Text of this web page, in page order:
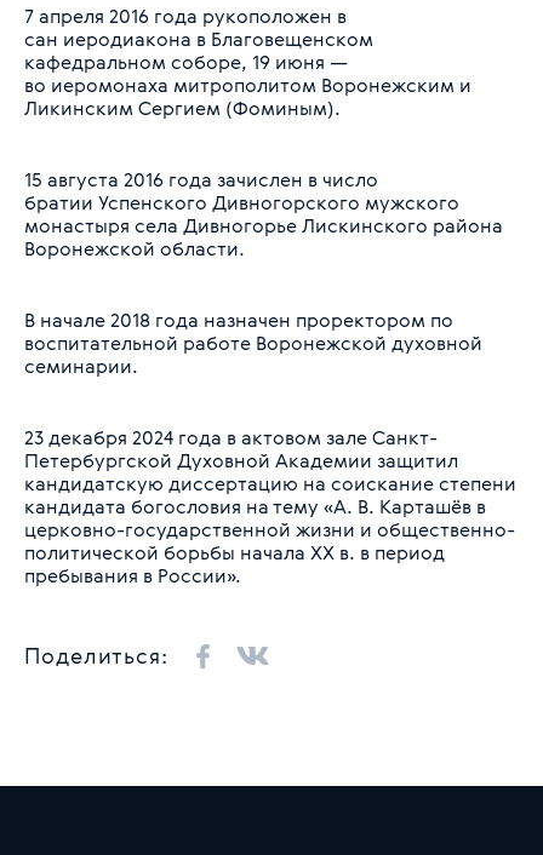
7 апреля 2016 года рукоположен в
сан иеродиакона в Благовещенском
кафедральном соборе, 19 июня —
во иеромонаха митрополитом Воронежским и
Ликинским Сергием (Фоминым).
15 августа 2016 года зачислен в число
братии Успенского Дивногорского мужского
монастыря села Дивногорье Лискинского района
Воронежской области.
В начале 2018 года назначен проректором по
воспитательной работе Воронежской духовной
семинарии.
23 декабря 2024 года в актовом зале Санкт-
Петербургской Духовной Академии защитил
кандидатскую диссертацию на соискание степени
кандидата богословия на тему «А. В. Карташёв в
церковно-государственной жизни и общественно-
политической борьбы начала XX в. в период
пребывания в России».
Поделиться: